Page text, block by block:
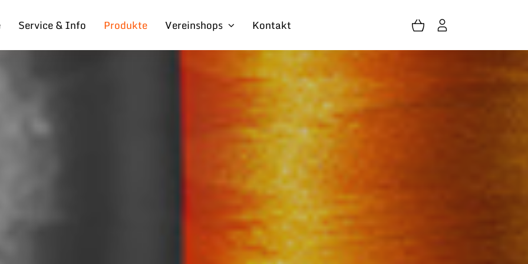
Service & Info Produkte Vereinshops Kontakt